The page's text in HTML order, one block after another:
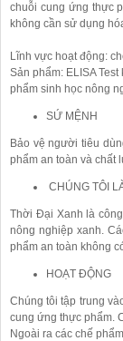
chuỗi cung ứng thực
không cần sử dụng
Lĩnh vực hoạt động:
Sản phẩm: ELISA
phẩm sinh học nông
SỨ MỆNH
Bảo vệ người tiêu
phẩm an toàn và chất
CHÚNG TÔI
Thời Đại Xanh là
nông nghiệp xanh.
phẩm an toàn không
HOẠT ĐỘNG
Chúng tôi tập trung
cung ứng thực phẩm.
Ngoài ra các chế